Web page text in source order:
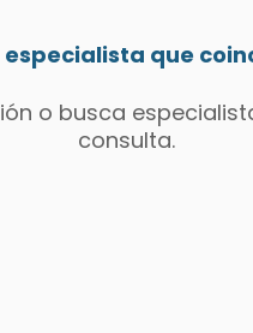
que
o busca
consulta.